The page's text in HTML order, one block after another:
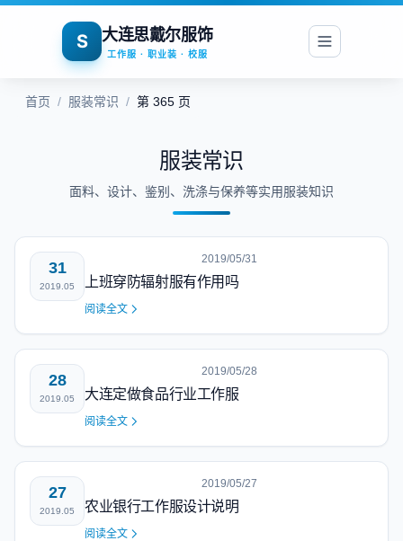
S 大连思戴尔服饰
工作服 · 职业装 · 校服
首页 / 服装常识 / 第 365 页
服装常识
面料、设计、鉴别、洗涤与保养等实用服装知识
31
2019.05
2019/05/31
上班穿防辐射服有作用吗
阅读全文
28
2019.05
2019/05/28
大连定做食品行业工作服
阅读全文
27
2019.05
2019/05/27
农业银行工作服设计说明
阅读全文